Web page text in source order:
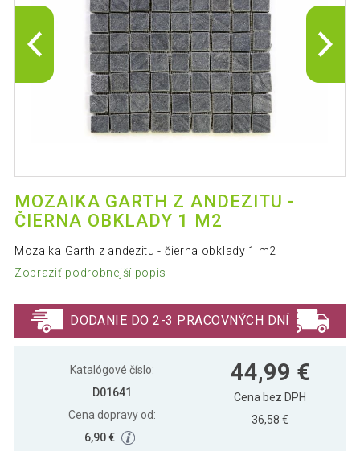
MOZAIKA GARTH Z ANDEZITU -
ČIERNA OBKLADY 1 M2
Mozaika Garth z andezitu - čierna obklady 1 m2
Zobraziť podrobnejší popis
DODANIE DO 2-3 PRACOVNÝCH DNÍ
Katalógové číslo:
D01641
Cena dopravy od:
6,90 €
44,99 €
Cena bez DPH
36,58 €